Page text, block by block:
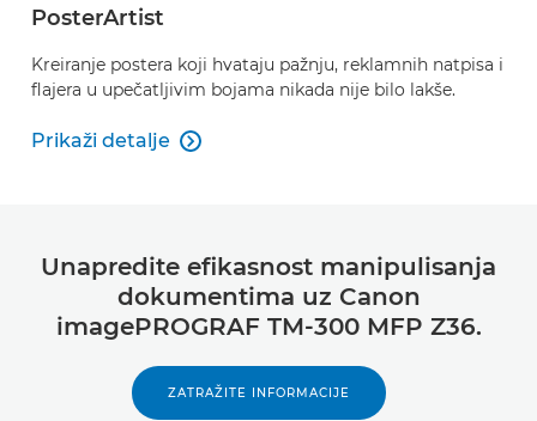
PosterArtist
Kreiranje postera koji hvataju pažnju, reklamnih natpisa i
flajera u upečatljivim bojama nikada nije bilo lakše.
Prikaži detalje
PosterArtist

Unapredite efikasnost manipulisanja
dokumentima uz Canon
imagePROGRAF TM-300 MFP Z36.
ZATRAŽITE INFORMACIJE